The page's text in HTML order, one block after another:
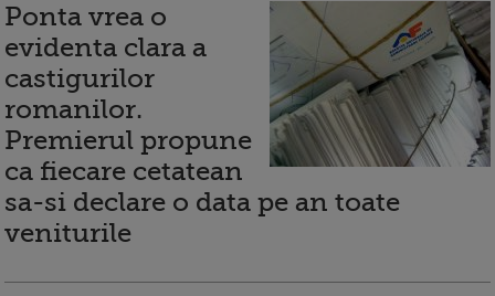
Ponta vrea o
evidenta clara a
castigurilor
romanilor.
Premierul propune
ca fiecare cetatean
sa-si declare o data pe an toate
veniturile